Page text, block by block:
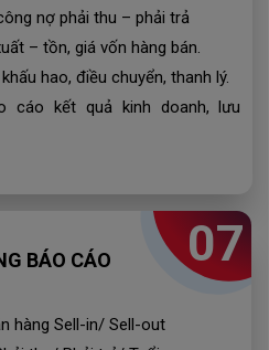
nợ phải thu – phải trả
– tồn, giá vốn hàng bán.
hao, điều chuyển, thanh lý.
cáo kết quả kinh doanh, lưu
07
BÁO CÁO
hàng Sell-in/ Sell-out